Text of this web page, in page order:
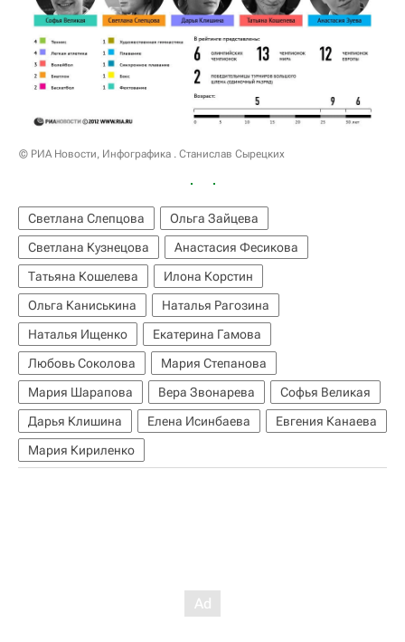
© РИА Новости, Инфографика . Станислав Сырецких
Светлана Слепцова
Ольга Зайцева
Светлана Кузнецова
Анастасия Фесикова
Татьяна Кошелева
Илона Корстин
Ольга Каниськина
Наталья Рагозина
Наталья Ищенко
Екатерина Гамова
Любовь Соколова
Мария Степанова
Мария Шарапова
Вера Звонарева
Софья Великая
Дарья Клишина
Елена Исинбаева
Евгения Канаева
Мария Кириленко